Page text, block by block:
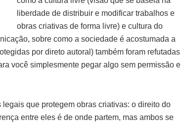
liberdade de distribuir e modificar trabalhos e
obras criativas de forma livre) e cultura do
sobre como a sociedade é acostumada a
por direto autoral) também foram refutadas
você simplesmente pegar algo sem permissão e
que protegem obras criativas: o direito do
entre eles é de onde partem, mas ambos se